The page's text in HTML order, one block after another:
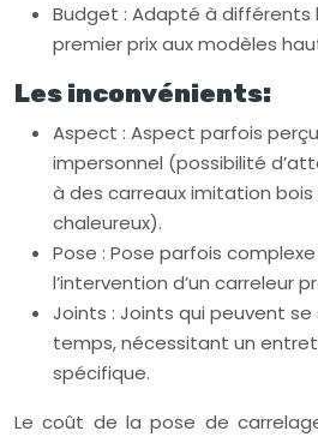
Budget : Adapté à
premier prix aux modèles
Les inconvénients:
Aspect : Aspect parfois
impersonnel (possibilité
à des carreaux imitation
chaleureux).
Pose : Pose parfois
l’intervention d’un carreleur
Joints : Joints qui peuvent
temps, nécessitant un
spécifique.
Le coût de la pose de